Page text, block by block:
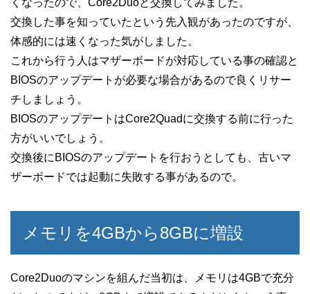
くなったので、Core2Duoと交換してみました。
交換した事を知っていたという先入観があったのですが、
体感的には速くなった気がしました。
これから行う人はマザーボードが対応している事の確認と
BIOSのアップデートが必要な場合があるので良くリサー
チしましょう。
BIOSのアップデートはCore2Quadに交換する前に行った
方がいいでしょう。
交換後にBIOSのアップデートを行おうとしても、古いマ
ザーボードでは起動に失敗する事があるので。
メモリを4GBから8GBに増設
Core2Duoのマシンを組んだ当初は、メモリは4GBで充分